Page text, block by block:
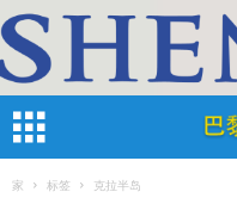
家 标签 克拉半岛